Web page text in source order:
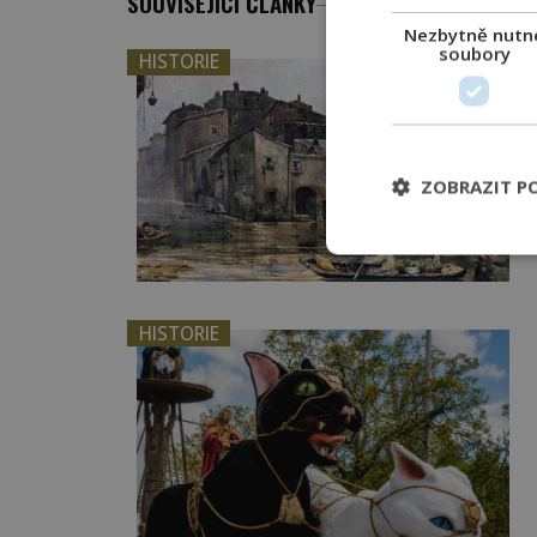
HISTORIE
HISTORIE
Nezbytně
soubory
ZOBRAZIT